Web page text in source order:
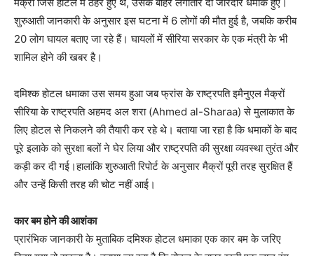
शुरुआती जानकारी के अनुसार इस घटना में 6 लोगों की मौत हुई है, जबकि करीब
20 लोग घायल बताए जा रहे हैं। घायलों में सीरिया सरकार के एक मंत्री के भी
शामिल होने की खबर है।
दमिश्क होटल धमाका उस समय हुआ जब फ्रांस के राष्ट्रपति इमैनुएल मैक्रों
सीरिया के राष्ट्रपति अहमद अल शरा (Ahmed al-Sharaa) से मुलाकात के
लिए होटल से निकलने की तैयारी कर रहे थे। बताया जा रहा है कि धमाकों के बाद
पूरे इलाके को सुरक्षा बलों ने घेर लिया और राष्ट्रपति की सुरक्षा व्यवस्था तुरंत और
कड़ी कर दी गई।हालांकि शुरुआती रिपोर्ट के अनुसार मैक्रों पूरी तरह सुरक्षित हैं
और उन्हें किसी तरह की चोट नहीं आई।
कार बम होने की आशंका
प्रारंभिक जानकारी के मुताबिक दमिश्क होटल धमाका एक कार बम के जरिए